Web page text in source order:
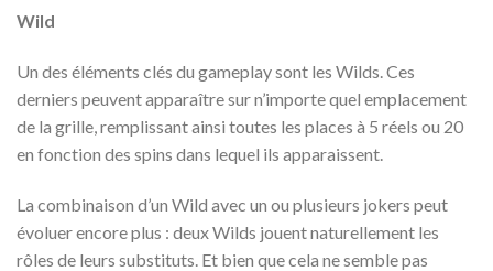
Wild
Un des éléments clés du gameplay sont les Wilds. Ces
derniers peuvent apparaître sur n’importe quel emplacement
de la grille, remplissant ainsi toutes les places à 5 réels ou 20
en fonction des spins dans lequel ils apparaissent.
La combinaison d’un Wild avec un ou plusieurs jokers peut
évoluer encore plus : deux Wilds jouent naturellement les
rôles de leurs substituts. Et bien que cela ne semble pas